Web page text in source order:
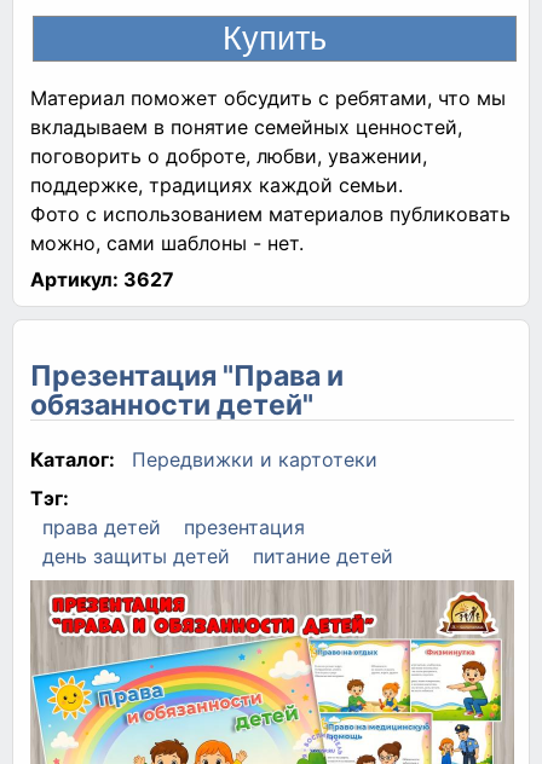
Материал поможет обсудить с ребятами, что мы
вкладываем в понятие семейных ценностей,
поговорить о доброте, любви, уважении,
поддержке, традициях каждой семьи.
Фото с использованием материалов публиковать
можно, сами шаблоны - нет.
Артикул: 3627
Презентация "Права и
обязанности детей"
Каталог:
Передвижки и картотеки
Тэг:
права детей
презентация
день защиты детей
питание детей